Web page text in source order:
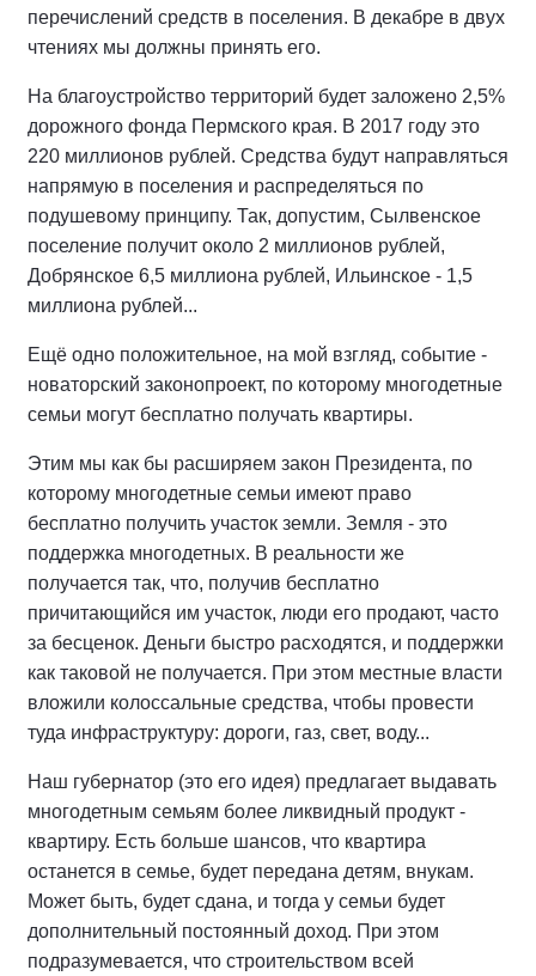
перечислений средств в поселения. В декабре в двух
чтениях мы должны принять его.
На благоустройство территорий будет заложено 2,5%
дорожного фонда Пермского края. В 2017 году это
220 миллионов рублей. Средства будут направляться
напрямую в поселения и распределяться по
подушевому принципу. Так, допустим, Сылвенское
поселение получит около 2 миллионов рублей,
Добрянское 6,5 миллиона рублей, Ильинское - 1,5
миллиона рублей...
Ещё одно положительное, на мой взгляд, событие -
новаторский законопроект, по которому многодетные
семьи могут бесплатно получать квартиры.
Этим мы как бы расширяем закон Президента, по
которому многодетные семьи имеют право
бесплатно получить участок земли. Земля - это
поддержка многодетных. В реальности же
получается так, что, получив бесплатно
причитающийся им участок, люди его продают, часто
за бесценок. Деньги быстро расходятся, и поддержки
как таковой не получается. При этом местные власти
вложили колоссальные средства, чтобы провести
туда инфраструктуру: дороги, газ, свет, воду...
Наш губернатор (это его идея) предлагает выдавать
многодетным семьям более ликвидный продукт -
квартиру. Есть больше шансов, что квартира
останется в семье, будет передана детям, внукам.
Может быть, будет сдана, и тогда у семьи будет
дополнительный постоянный доход. При этом
подразумевается, что строительством всей